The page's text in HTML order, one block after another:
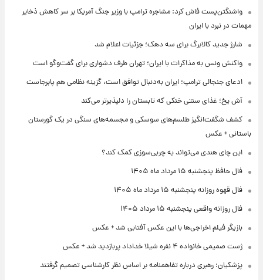
واشنگتن‌پست فاش کرد: مشاجره ترامپ با وزیر جنگ آمریکا بر سر کاهش ذخایر
مهمات در نبرد با ایران
شارژ جدید کالابرگ برای سه دهک؛ جزئیات اعلام شد
واکنش ونس به مذاکرات با ایران؛ تهران طرف دشواری برای گفت‌وگو است
ادعای جنجالی ترامپ؛ ایران به‌دنبال توافق است، گزینه نظامی هم پابرجاست
آش یخ؛ غذای سنتی خنکی که تابستان را دلپذیرتر می‌کند
کشف شگفت‌انگیز طلسم‌های سوسکی و مجسمه‌های سنگی در یک گورستان
باستانی + عکس
این چای هندی می‌تواند به چربی‌سوزی کمک کند؟
فال حافظ پنجشنبه ۱۵ مرداد ماه ۱۴۰۵
فال قهوه روزانه پنجشنبه ۱۵ مرداد ماه ۱۴۰۵
فال روزانه واقعی پنجشنبه ۱۵ مرداد ۱۴۰۵
بازیگر فیلم اخراجی‌ها با این عکس آفتابی شد + عکس
ژست صمیمی خانواده ۴ نفره شیلا خداداد پربازدید شد + عکس
پزشکیان: رهبری درباره تفاهمنامه بر اساس نظر کارشناسی تصمیم گرفتند